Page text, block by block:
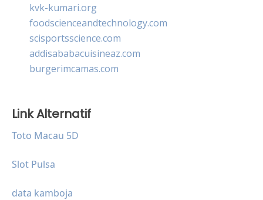
kvk-kumari.org
foodscienceandtechnology.com
scisportsscience.com
addisababacuisineaz.com
burgerimcamas.com
Link Alternatif
Toto Macau 5D
Slot Pulsa
data kamboja